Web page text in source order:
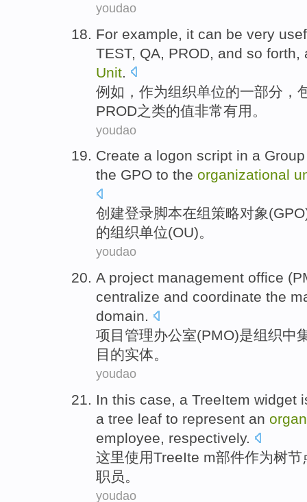
youdao
For example , it can be very
TEST, QA PROD , and so forth,
Unit
例如 ， 作为组织单位的一部分 ，
PROD之类的值非常有用 。
youdao
Create a logon script in a Group
the GPO to the organizational
创建登录脚本在组策略对象(GPO
的组织单位(OU)。
youdao
A project management office (
centralize and coordinate the
domain.
项目 管理办公室(PMO)是组织中
目 的实体。
youdao
In this case, a TreeItem widget
a tree leaf to represent an
employee, respectively.
这里使用TreeIte m部件作为树节
职员。
youdao